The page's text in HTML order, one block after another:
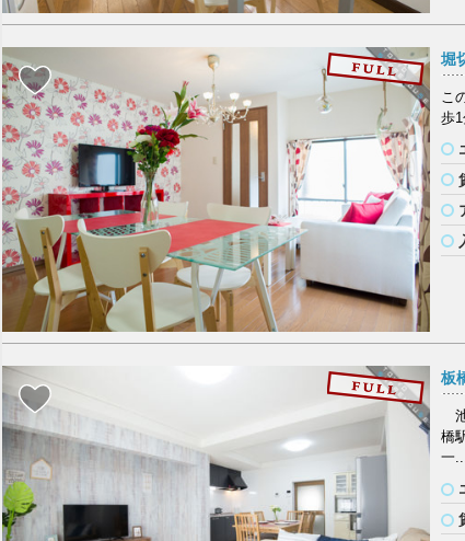
堀
こ
歩
板
橋
一